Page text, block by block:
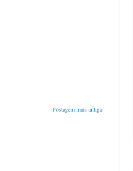
Postagem mais antiga